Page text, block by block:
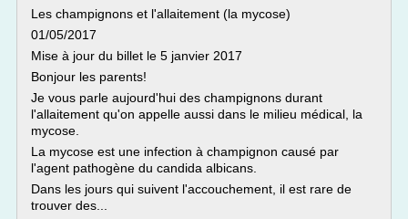
Les champignons et l'allaitement (la mycose)
01/05/2017
Mise à jour du billet le 5 janvier 2017
Bonjour les parents!
Je vous parle aujourd'hui des champignons durant
l'allaitement qu'on appelle aussi dans le milieu médical, la
mycose.
La mycose est une infection à champignon causé par
l'agent pathogène du candida albicans.
Dans les jours qui suivent l'accouchement, il est rare de
trouver des...